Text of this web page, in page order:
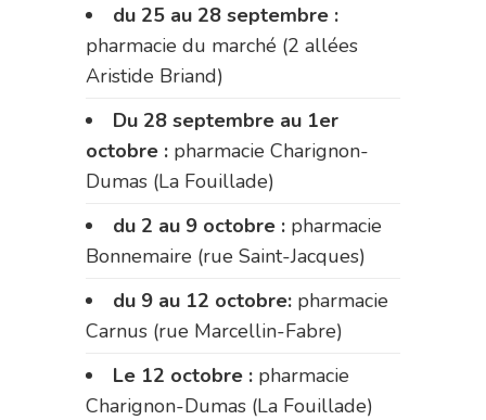
du 25 au 28 septembre :
pharmacie du marché (2 allées
Aristide Briand)
Du 28 septembre au 1er
octobre : pharmacie Charignon-
Dumas (La Fouillade)
du 2 au 9 octobre : pharmacie
Bonnemaire (rue Saint-Jacques)
du 9 au 12 octobre: pharmacie
Carnus (rue Marcellin-Fabre)
Le 12 octobre : pharmacie
Charignon-Dumas (La Fouillade)